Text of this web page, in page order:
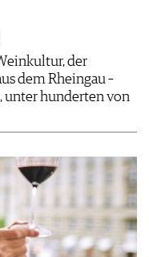
der
dem Rheingau –
unter hunderten von